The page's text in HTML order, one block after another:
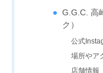
G.G.C. 高
ク）
公式
場所やア
店舗情報